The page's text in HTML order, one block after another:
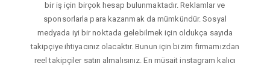
bir iş için birçok hesap bulunmaktadır. Reklamlar ve
sponsorlarla para kazanmak da mümkündür. Sosyal
medyada iyi bir noktada gelebilmek için oldukça sayıda
takipçiye ihtiyacınız olacaktır. Bunun için bizim firmamızdan
reel takipçiler satın almalısınız. En müsait instagram kalıcı